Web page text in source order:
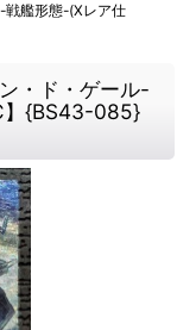
戦艦形態-(Xレア仕
・ド・ゲール-
】{BS43-085}